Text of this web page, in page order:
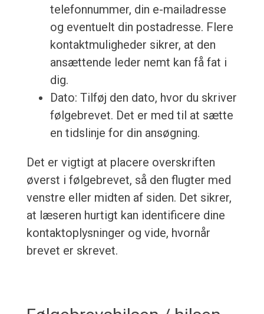
telefonnummer, din e-mailadresse
og eventuelt din postadresse. Flere
kontaktmuligheder sikrer, at den
ansættende leder nemt kan få fat i
dig.
Dato: Tilføj den dato, hvor du skriver
følgebrevet. Det er med til at sætte
en tidslinje for din ansøgning.
Det er vigtigt at placere overskriften
øverst i følgebrevet, så den flugter med
venstre eller midten af siden. Det sikrer,
at læseren hurtigt kan identificere dine
kontaktoplysninger og vide, hvornår
brevet er skrevet.